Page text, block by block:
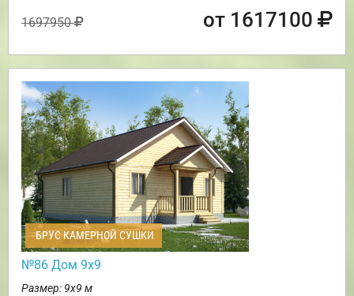
1697950 от 1617100
БРУС КАМЕРНОЙ СУШКИ
№86 Дом 9х9
Размер: 9х9 м